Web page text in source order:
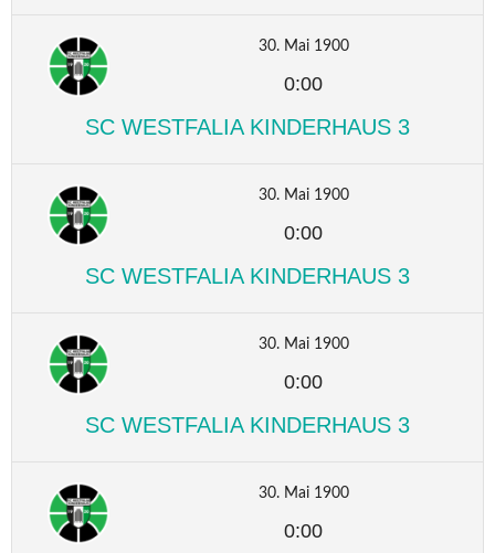
30. Mai 1900
0:00
SC WESTFALIA KINDERHAUS 3
30. Mai 1900
0:00
SC WESTFALIA KINDERHAUS 3
30. Mai 1900
0:00
SC WESTFALIA KINDERHAUS 3
30. Mai 1900
0:00